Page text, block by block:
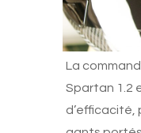
La
Spartan 1.2
d’efficacité,